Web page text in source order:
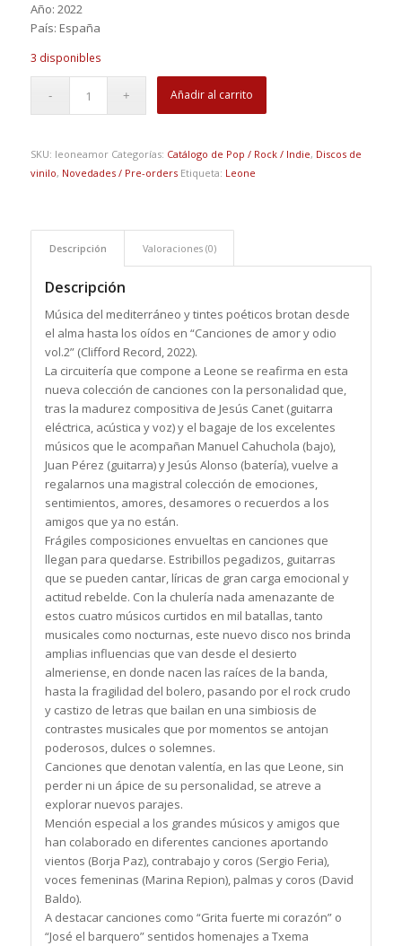
Año: 2022
País: España
3 disponibles
Añadir al carrito
SKU: leoneamor Categorías: Catálogo de Pop / Rock / Indie, Discos de
vinilo, Novedades / Pre-orders Etiqueta: Leone
Descripción Valoraciones (0)
Descripción
Música del mediterráneo y tintes poéticos brotan desde
el alma hasta los oídos en “Canciones de amor y odio
vol.2” (Clifford Record, 2022).
La circuitería que compone a Leone se reafirma en esta
nueva colección de canciones con la personalidad que,
tras la madurez compositiva de Jesús Canet (guitarra
eléctrica, acústica y voz) y el bagaje de los excelentes
músicos que le acompañan Manuel Cahuchola (bajo),
Juan Pérez (guitarra) y Jesús Alonso (batería), vuelve a
regalarnos una magistral colección de emociones,
sentimientos, amores, desamores o recuerdos a los
amigos que ya no están.
Frágiles composiciones envueltas en canciones que
llegan para quedarse. Estribillos pegadizos, guitarras
que se pueden cantar, líricas de gran carga emocional y
actitud rebelde. Con la chulería nada amenazante de
estos cuatro músicos curtidos en mil batallas, tanto
musicales como nocturnas, este nuevo disco nos brinda
amplias influencias que van desde el desierto
almeriense, en donde nacen las raíces de la banda,
hasta la fragilidad del bolero, pasando por el rock crudo
y castizo de letras que bailan en una simbiosis de
contrastes musicales que por momentos se antojan
poderosos, dulces o solemnes.
Canciones que denotan valentía, en las que Leone, sin
perder ni un ápice de su personalidad, se atreve a
explorar nuevos parajes.
Mención especial a los grandes músicos y amigos que
han colaborado en diferentes canciones aportando
vientos (Borja Paz), contrabajo y coros (Sergio Feria),
voces femeninas (Marina Repion), palmas y coros (David
Baldo).
A destacar canciones como “Grita fuerte mi corazón” o
“José el barquero” sentidos homenajes a Txema